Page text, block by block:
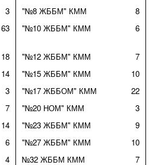
3 "№8 ЖББМ" КММ
8
63 "№10 ЖББМ" КММ 6
18 "№12 ЖББМ" КММ
7
14 "№15 ЖББМ" КММ
10
3 "№17 ЖББОМ" КММ
22
7 "№20 НОМ" КММ
3
14 "№23 ЖББМ" КММ
9
6 "№27 ЖББМ" КММ
10
4 №32 ЖББМ КММ 7